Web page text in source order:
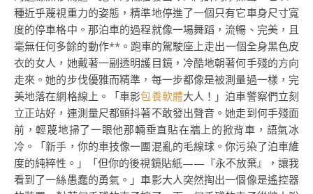
種近乎蔑視重力的姿態，精準地停進了一個只有它車身尺寸寬
度的停車格中。那泊車的過程就像一場舞蹈，流暢、完美，且
毫無任何多餘的動作**。跑車的駕駛座上走出一個全身黑色皮
衣的女人，她戴著一副透明護目鏡，冷酷地朝著何手殘的方向
走來。她的步伐優雅而精準，每一步都像是被測量過一樣，完
美地落在網格線上。「車影包養軟體大人！」泊車警察們立刻
立正站好，連測量尺都顫抖著不敢發出聲音。她走到何手殘面
前，輕蔑地掃了一眼他那輛垂直貼在牆上的掀背車，語氣冰
冷。「新手，你的車技像一團混亂的毛線球。你污染了泊車維
度的純粹性。」「但你的後視鏡貼紙——『永不放棄』，讓我
看到了一絲愚蠢的勇氣。」車影大人突然掏出一個像是遙控器